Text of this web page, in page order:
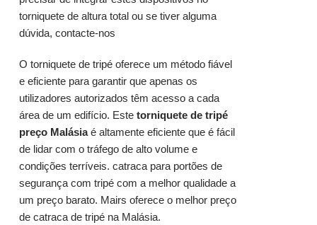
torniquete de altura total ou se tiver alguma
dúvida, contacte-nos
O torniquete de tripé oferece um método fiável
e eficiente para garantir que apenas os
utilizadores autorizados têm acesso a cada
área de um edifício. Este torniquete de tripé
preço Malásiaé altamente eficiente que é fácil
de lidar com o tráfego de alto volume e
condições terríveis. catraca para portões de
segurança com tripé com a melhor qualidade a
um preço barato. Mairs oferece o melhor preço
de catraca de tripé na Malásia.